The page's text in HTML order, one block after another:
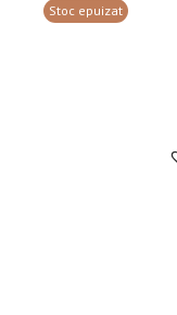
Stoc epuizat